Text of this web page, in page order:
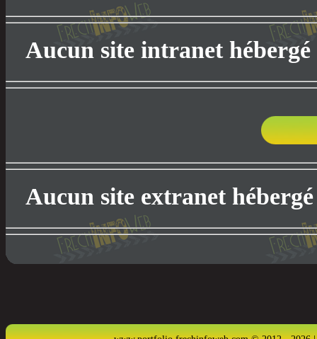
Aucun site intranet
Aucun site extranet